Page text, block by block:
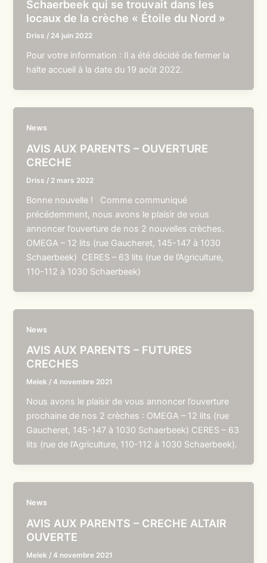
Schaerbeek qui se trouvait dans les
locaux de la crèche « Étoile du Nord »
Driss / 24 juin 2022
Pour votre information : Il a été décidé de fermer la
halte accueil à la date du 19 août 2022.
News
AVIS AUX PARENTS – OUVERTURE
CRECHE
Driss / 2 mars 2022
Bonne nouvelle ! Comme communiqué
précédemment, nous avons le plaisir de vous
annoncer l’ouverture de nos 2 nouvelles crèches.
OMEGA – 12 lits (rue Gaucheret, 145-147 à 1030
Schaerbeek) CERES – 63 lits (rue de l’Agriculture,
110-112 à 1030 Schaerbeek)
News
AVIS AUX PARENTS – FUTURES
CRECHES
Melek /4 novembre 2021
Nous avons le plaisir de vous annoncer l’ouverture
prochaine de nos 2 crèches : OMEGA – 12 lits (rue
Gaucheret, 145-147 à 1030 Schaerbeek) CERES – 63
lits (rue de l’Agriculture, 110-112 à 1030 Schaerbeek).
News
AVIS AUX PARENTS – CRECHE ALTAIR
OUVERTE
Melek /4 novembre 2021